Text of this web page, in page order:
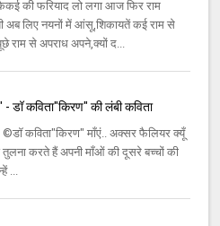
की फरियाद लो लगा आज फिर राम
अब लिए नयनों में आंसू,शिकायतें कई राम से
राम से अपराध अपने,क्यों द...
डॉ कविता"किरण" की लंबी कविता
कविता"किरण" माँएं.. अक्सर फैलियर क्यूँ
तुलना करते हैं अपनी माँओं की दूसरे बच्चों की
...